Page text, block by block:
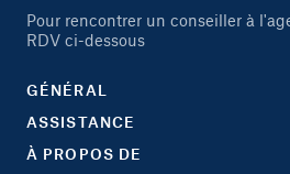
Pour rencontrer un conseiller à
RDV ci-dessous
GÉNÉRAL
ASSISTANCE
À PROPOS DE